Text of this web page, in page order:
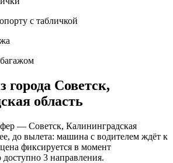
с табличкой
города Советск,
область
— Советск, Калининградская
до вылета: машина с водителем ждёт к
фиксируется в момент
3 направления.